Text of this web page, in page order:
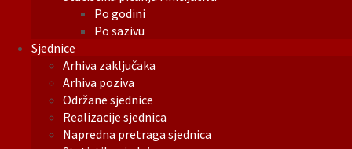
Po godini
Po sazivu
Sjednice
Arhiva zaključaka
Arhiva poziva
Održane sjednice
Realizacije sjednica
Napredna pretraga sjednica